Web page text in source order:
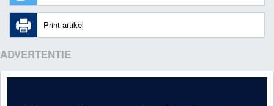
Print artikel
ADVERTENTIE